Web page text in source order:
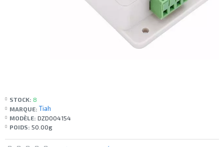
STOCK: 8
MARQUE: Tiah
MODÈLE: DZD004154
POIDS: 50.00g